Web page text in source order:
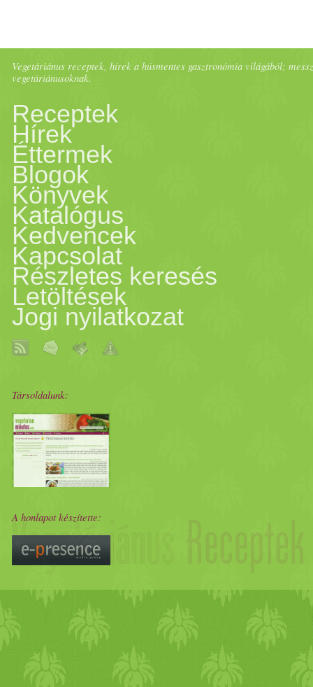
Vegetáriánus receptek, hírek a húsmentes gasztronómia világából;
vegetáriánusoknak.
Receptek
Hírek
Éttermek
Blogok
Könyvek
Katalógus
Kedvencek
Kapcsolat
Részletes keresés
Letöltések
Jogi nyilatkozat
Társoldalunk:
A honlapot készítette: